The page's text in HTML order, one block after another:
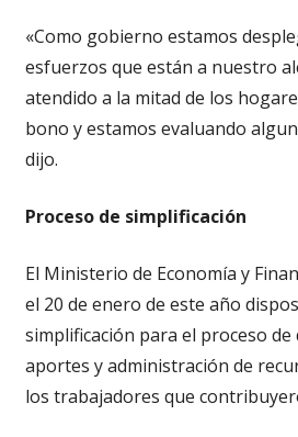
«Como gobierno estamos
esfuerzos que están a nuestro
atendido a la mitad de los
bono y estamos evaluando
dijo.
Proceso de simplificación
El Ministerio de Economía y
el 20 de enero de este año
simplificación para el proceso de
aportes y administración de
los trabajadores que